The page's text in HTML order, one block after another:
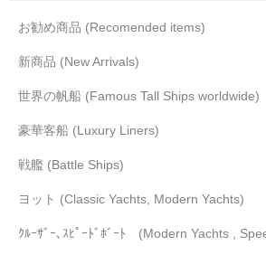
お勧め商品 (Recomended items)
新商品 (New Arrivals)
世界の帆船 (Famous Tall Ships worldwide)
豪華客船 (Luxury Liners)
戦艦 (Battle Ships)
ヨット (Classic Yachts, Modern Yachts)
ｸﾙｰｻﾞｰ､ｽﾋﾟｰﾄﾞﾎﾞｰﾄ (Modern Yachts ,